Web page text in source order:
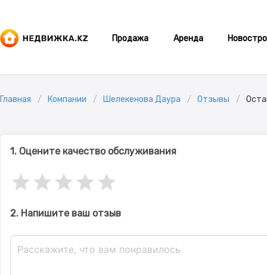
Продажа Аренда
Главная Компании Шелекенова Даура Отзывы
1. Оцените качество обслуживания
2. Напишите ваш отзыв